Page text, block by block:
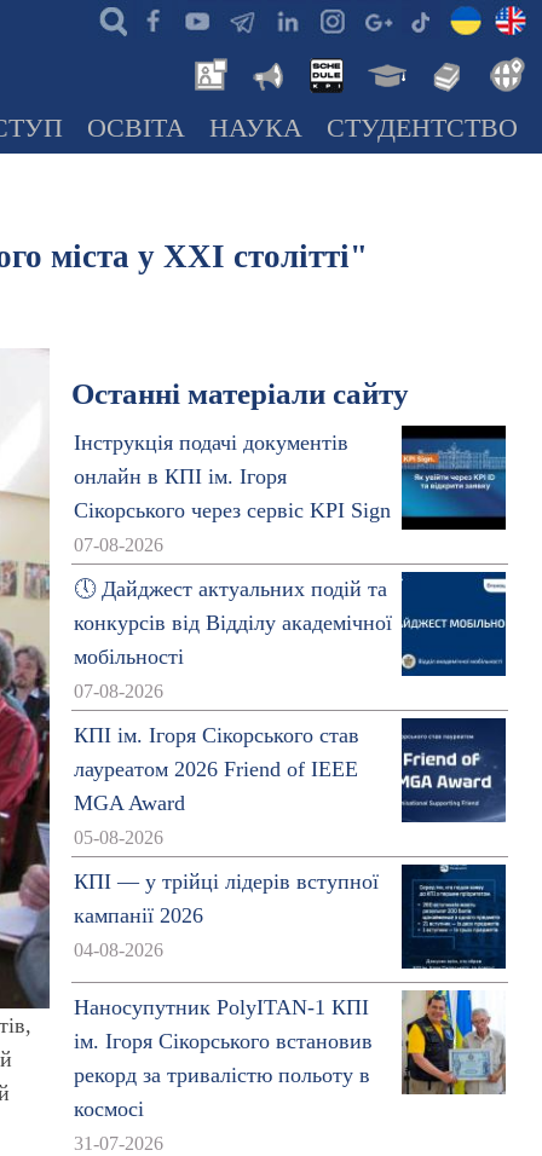
ОСВІТА НАУКА СТУДЕНТСТВО
міста у XXI столітті"
Останні матеріали сайту
Інструкція подачі документів
онлайн в КПІ ім. Ігоря
Сікорського через сервіс KPI Sign
07-08-2026
🕔 Дайджест актуальних подій та
конкурсів від Відділу академічної
мобільності
07-08-2026
КПІ ім. Ігоря Сікорського став
лауреатом 2026 Friend of IEEE
MGA Award
05-08-2026
КПІ — у трійці лідерів вступної
кампанії 2026
04-08-2026
Наносупутник PolyITAN-1 КПІ
ім. Ігоря Сікорського встановив
рекорд за тривалістю польоту в
космосі
31-07-2026